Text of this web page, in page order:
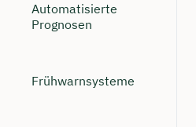
Automatisierte
Prognosen
Frühwarnsysteme